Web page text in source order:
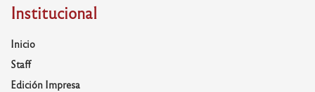
Institucional
Inicio
Staff
Edición Impresa